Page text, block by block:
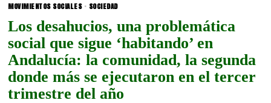
MOVIMIENTOS SOCIALES · SOCIEDAD
Los desahucios, una problemática
social que sigue ‘habitando’ en
Andalucía: la comunidad, la segunda
donde más se ejecutaron en el tercer
trimestre del año